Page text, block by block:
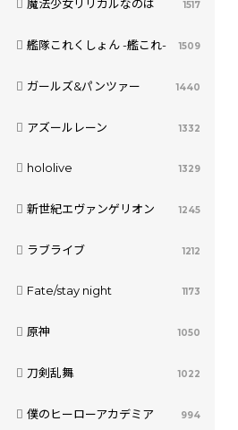
魔法少女リリカルなのは 1517
艦隊これくしょん -艦これ- 1509
ガールズ&パンツァー 1440
アズールレーン 1332
hololive 1329
新世紀エヴァンゲリオン 1245
ラブライブ 1212
Fate/stay night 1173
原神 1050
刀剣乱舞 1022
僕のヒーローアカデミア 994